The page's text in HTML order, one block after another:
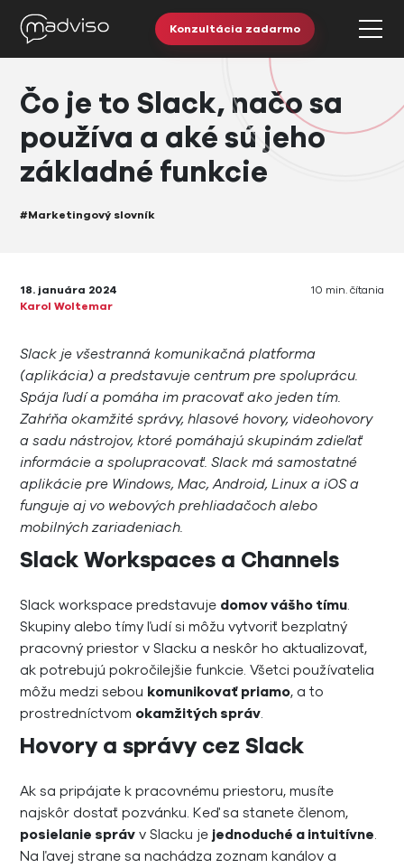
Konzultácia zadarmo
Čo je to Slack, načo sa
používa a aké sú jeho
základné funkcie
#Marketingový slovník
18. januára 2024
Karol Woltemar
10 min. čítania
Slack je všestranná komunikačná platforma
(aplikácia) a predstavuje centrum pre spoluprácu.
Spája ľudí a pomáha im pracovať ako jeden tím.
Zahŕňa okamžité správy, hlasové hovory, videohovory
a sadu nástrojov, ktoré pomáhajú skupinám zdieľať
informácie a spolupracovať. Slack má samostatné
aplikácie pre Windows, Mac, Android, Linux a iOS a
funguje aj vo webových prehliadačoch alebo
mobilných zariadeniach.
Slack Workspaces a Channels
Slack workspace predstavuje domov vášho tímu.
Skupiny alebo tímy ľudí si môžu vytvoriť bezplatný
pracovný priestor v Slacku a neskôr ho aktualizovať,
ak potrebujú pokročilejšie funkcie. Všetci používatelia
môžu medzi sebou komunikovať priamo, a to
prostredníctvom okamžitých správ.
Hovory a správy cez Slack
Ak sa pripájate k pracovnému priestoru, musíte
najskôr dostať pozvánku. Keď sa stanete členom,
posielanie správ v Slacku jejednoduché a intuitívne.
Na ľavej strane sa nachádza zoznam kanálov a